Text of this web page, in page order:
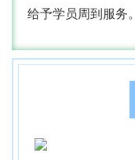
给予学员周到服务。